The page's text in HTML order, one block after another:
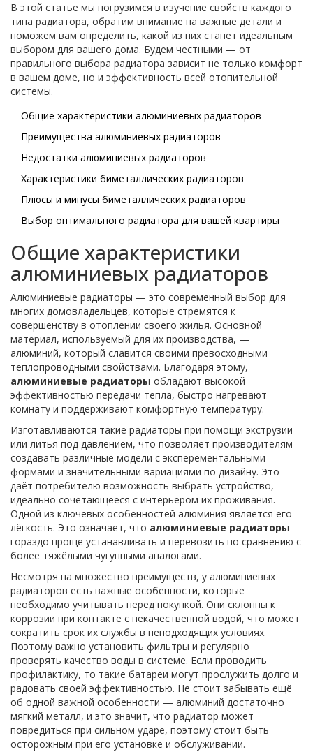
В этой статье мы погрузимся в изучение свойств каждого
типа радиатора, обратим внимание на важные детали и
поможем вам определить, какой из них станет идеальным
выбором для вашего дома. Будем честными — от
правильного выбора радиатора зависит не только комфорт
в вашем доме, но и эффективность всей отопительной
системы.
Общие характеристики алюминиевых радиаторов
Преимущества алюминиевых радиаторов
Недостатки алюминиевых радиаторов
Характеристики биметаллических радиаторов
Плюсы и минусы биметаллических радиаторов
Выбор оптимального радиатора для вашей квартиры
Общие характеристики
алюминиевых радиаторов
Алюминиевые радиаторы — это современный выбор для
многих домовладельцев, которые стремятся к
совершенству в отоплении своего жилья. Основной
материал, используемый для их производства, —
алюминий, который славится своими превосходными
теплопроводными свойствами. Благодаря этому,
алюминиевые радиаторы обладают высокой
эффективностью передачи тепла, быстро нагревают
комнату и поддерживают комфортную температуру.
Изготавливаются такие радиаторы при помощи экструзии
или литья под давлением, что позволяет производителям
создавать различные модели с эксперементальными
формами и значительными вариациями по дизайну. Это
даёт потребителю возможность выбрать устройство,
идеально сочетающееся с интерьером их проживания.
Одной из ключевых особенностей алюминия является его
лёгкость. Это означает, что алюминиевые радиаторы
гораздо проще устанавливать и перевозить по сравнению с
более тяжёлыми чугунными аналогами.
Несмотря на множество преимуществ, у алюминиевых
радиаторов есть важные особенности, которые
необходимо учитывать перед покупкой. Они склонны к
коррозии при контакте с некачественной водой, что может
сократить срок их службы в неподходящих условиях.
Поэтому важно установить фильтры и регулярно
проверять качество воды в системе. Если проводить
профилактику, то такие батареи могут прослужить долго и
радовать своей эффективностью. Не стоит забывать ещё
об одной важной особенности — алюминий достаточно
мягкий металл, и это значит, что радиатор может
повредиться при сильном ударе, поэтому стоит быть
осторожным при его установке и обслуживании.